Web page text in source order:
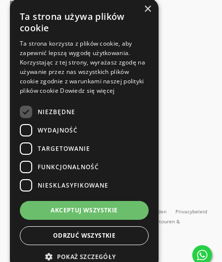
Voldoet aan de veiligheidsnormen
SNELLE EN EENVOUDIGE RETOUR
Retourservice
RECHTSTREEKS VAN DE FABRIKANT
Speciale kwaliteitscontrole
Impressum Algemene Voorwaarden Algemene voorwaarden
Privacybeleid
Contact
Retourbeleid Online herroepingsformulier
Retouren &
Reparaties
Alle prijzen incl. BTW
Copyright SMARTBett GmbH © 2026
en meer...
×
Ta strona używa plików
cookie
Ta strona korzysta z plików cookie, aby
zapewnić lepszą wygodę użytkowania.
Korzystając z tej strony, wyrażasz zgodę na
używanie przez nas wszystkich plików
cookie zgodnie z warunkami naszej polityki
plików cookie Dowiedz się więcej
NIEZBĘDNE
WYDAJNOŚĆ
TARGETOWANIE
FUNKCJONALNOŚĆ
NIESKLASYFIKOWANE
AKCEPTUJ WSZYSTKIE
ODRZUĆ WSZYSTKIE
POKAŻ SZCZEGÓŁY